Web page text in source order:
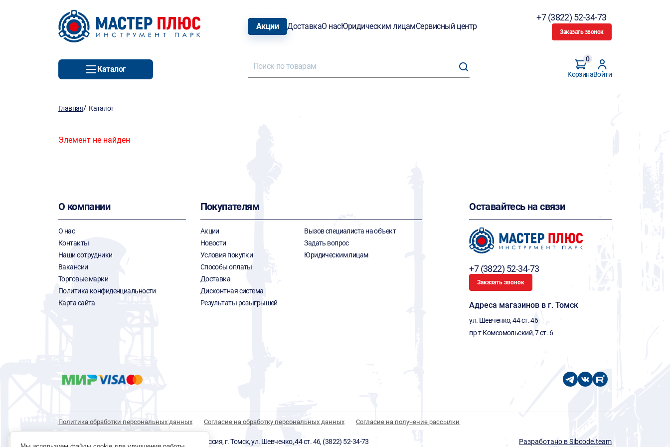
Акции ДоставкаО насЮридическим лицамСервисный центр
+7 (3822) 52-34-73
Заказать звонок
Каталог
Корзина
0
Войти
Главная/ Каталог
Элемент не найден
О компании
О нас
Контакты
Наши сотрудники
Вакансии
Торговые марки
Политика конфиденциальности
Карта сайта
Покупателям
Акции
Новости
Условия покупки
Способы оплаты
Доставка
Дисконтная система
Результаты розыгрышей
Вызов специалиста на объект
Задать вопрос
Юридическим лицам
Оставайтесь на связи
+7 (3822) 52-34-73
Заказать звонок
Адреса магазинов в г. Томск
ул. Шевченко, 44 ст. 46
пр-т Комсомольский, 7 ст. 6
Политика обработки персональных данных Согласие на обработку персональных данных Согласие на получение рассылки
© 1996 - 2026 инструмент парк «Мастер Плюс» Россия, г. Томск, ул. Шевченко, 44 ст. 46, (3822) 52-34-73 Разработано в Sibcode.team